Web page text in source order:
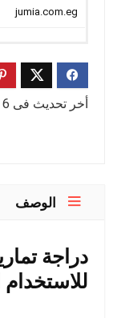
أخر تحديث فى 6 أغسطس، 2026 3:38 ص
الوصف
دراجة
للاستخدام